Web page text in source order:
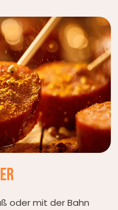
oder mit der Bahn